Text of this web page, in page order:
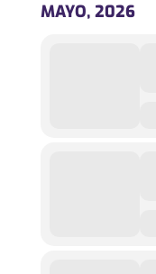
MAYO, 2026